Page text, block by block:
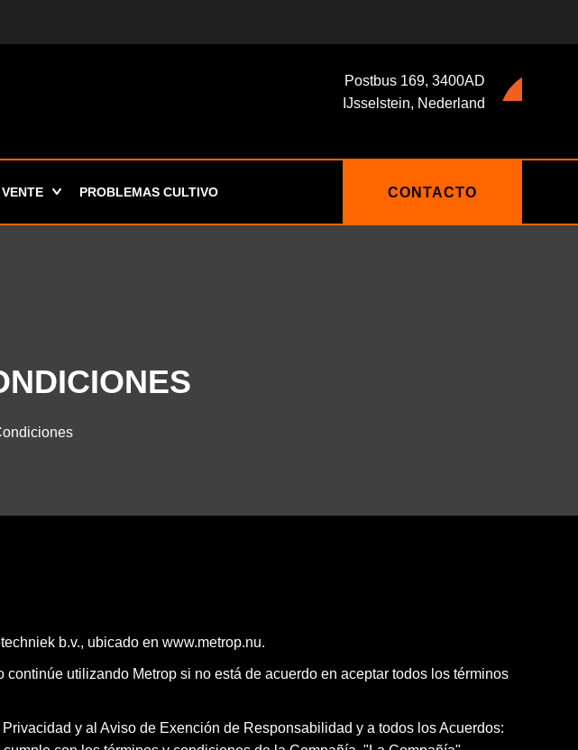
Postbus 169, 3400AD
IJsselstein, Nederland
PROBLEMAS CULTIVO CONTACTO
b.v., ubicado en www.metrop.nu.
utilizando Metrop si no está de acuerdo en aceptar todos los términos
y al Aviso de Exención de Responsabilidad y a todos los Acuerdos: